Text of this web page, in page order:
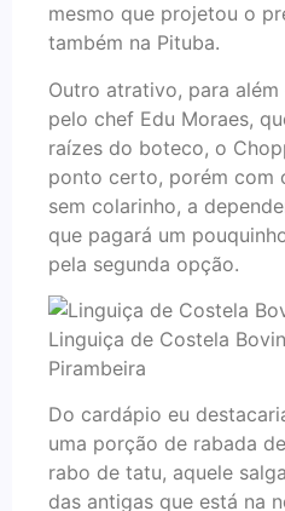
mesmo que projetou o
também na Pituba.
Outro atrativo, para além
pelo chef Edu Moraes,
raízes do boteco, o
ponto certo, porém com
sem colarinho, a
que pagará um
pela segunda opção.
Linguiça de Costela
Pirambeira
Do cardápio eu
uma porção de rabada
rabo de tatu, aquele
das antigas que está na